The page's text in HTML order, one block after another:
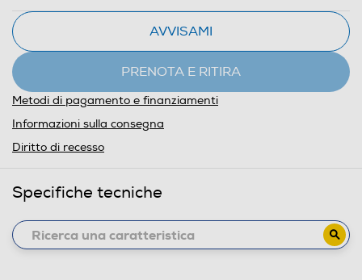
AVVISAMI
PRENOTA E RITIRA
Metodi di pagamento e finanziamenti
Informazioni sulla consegna
Diritto di recesso
Specifiche tecniche